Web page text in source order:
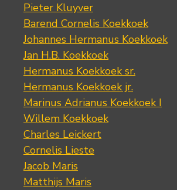
Pieter Kluyver
Barend Cornelis Koekkoek
Johannes Hermanus Koekkoek
Jan H.B. Koekkoek
Hermanus Koekkoek sr.
Hermanus Koekkoek jr.
Marinus Adrianus Koekkoek I
Willem Koekkoek
Charles Leickert
Cornelis Lieste
Jacob Maris
Matthijs Maris